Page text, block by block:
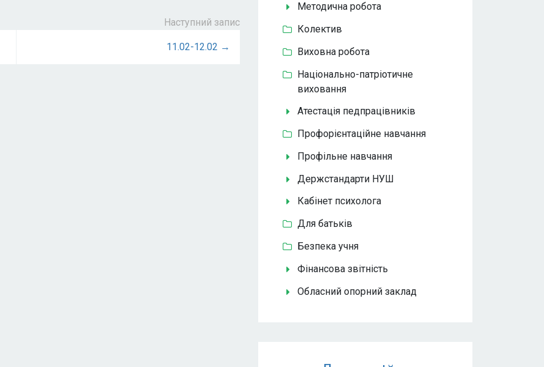
Наступний запис
11.02-12.02 →
Методична робота
Колектив
Виховна робота
Національно-патріотичне
виховання
Атестація педпрацівників
Профорієнтаційне навчання
Профільне навчання
Держстандарти НУШ
Кабінет психолога
Для батьків
Безпека учня
Фінансова звітність
Обласний опорний заклад